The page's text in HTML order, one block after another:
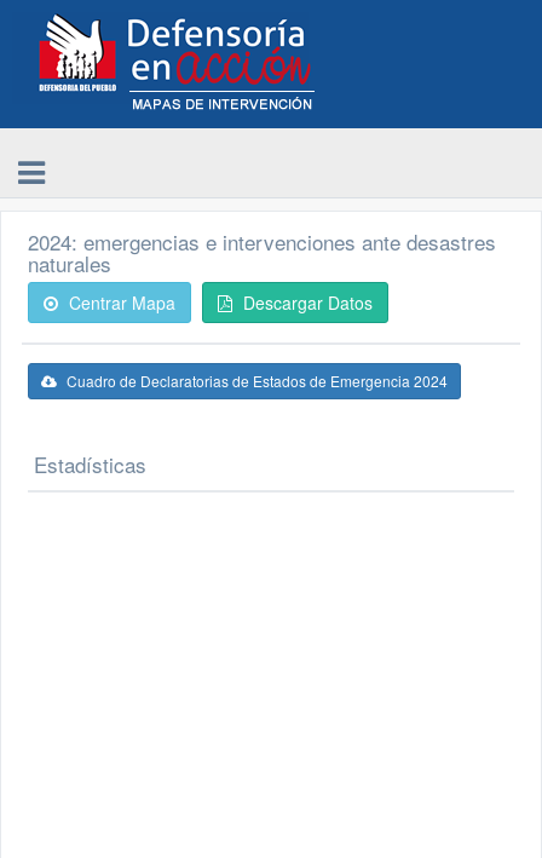
2024: emergencias e intervenciones ante desastres
naturales
Centrar Mapa Descargar Datos
Cuadro de Declaratorias de Estados de Emergencia 2024
Estadísticas